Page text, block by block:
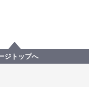
ジトップへ